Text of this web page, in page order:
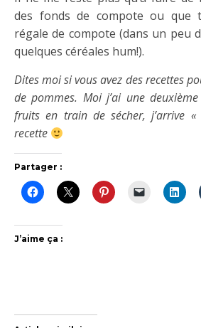
des fonds de compote ou que
régale de compote (dans un peu
quelques céréales hum!).
Dites moi si vous avez des recettes
de pommes. Moi j’ai une
fruits en train de sécher, j’arrive
recette
Partager :
J’aime ça :